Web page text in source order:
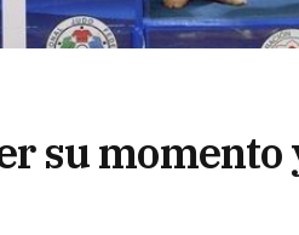
su momento